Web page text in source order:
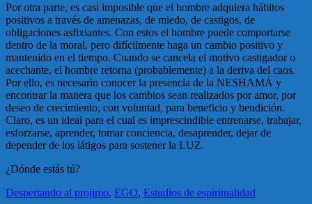
Por otra parte, es casi imposible que el hombre adquiera hábitos
positivos a través de amenazas, de miedo, de castigos, de
obligaciones asfixiantes. Con estos el hombre puede comportarse
dentro de la moral, pero difícilmente haga un cambio positivo y
mantenido en el tiempo. Cuando se cancela el motivo castigador o
acechante, el hombre retorna (probablemente) a la deriva del caos.
Por ello, es necesario conocer la presencia de la NESHAMÁ y
encontrar la manera que los cambios sean realizados por amor, por
deseo de crecimiento, con voluntad, para beneficio y bendición.
Claro, es un ideal para el cual es imprescindible entrenarse, trabajar,
esforzarse, aprender, tomar conciencia, desaprender, dejar de
depender de los látigos para sostener la LUZ.
¿Dónde estás tú?
Despertando al projimo, EGO, Estudios de espiritualidad